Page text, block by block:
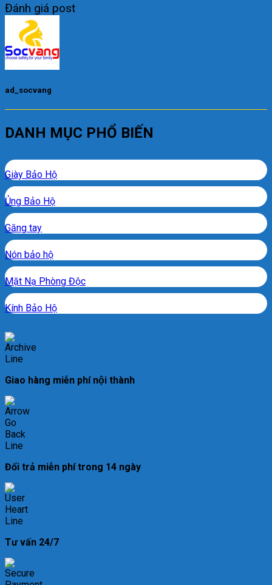
Đánh giá post
ad_socvang
DANH MỤC PHỔ BIẾN
Giày Bảo Hộ
Ủng Bảo Hộ
Găng tay
Nón bảo hộ
Mặt Nạ Phòng Độc
Kính Bảo Hộ
Giao hàng miễn phí nội thành
Đổi trả miễn phí trong 14 ngày
Tư vấn 24/7